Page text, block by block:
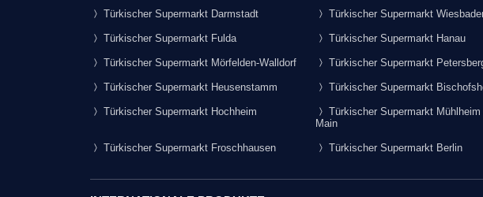
Türkischer Supermarkt Darmstadt Türkischer Supermarkt
Türkischer Supermarkt Fulda Türkischer Supermarkt Hanau
Türkischer Supermarkt Mörfelden-Walldorf Türkischer Supermarkt
Türkischer Supermarkt Heusenstamm Türkischer Supermarkt
Türkischer Supermarkt Hochheim
Türkischer Supermarkt Mühlheim
Main
Türkischer Supermarkt Froschhausen Türkischer Supermarkt Berlin